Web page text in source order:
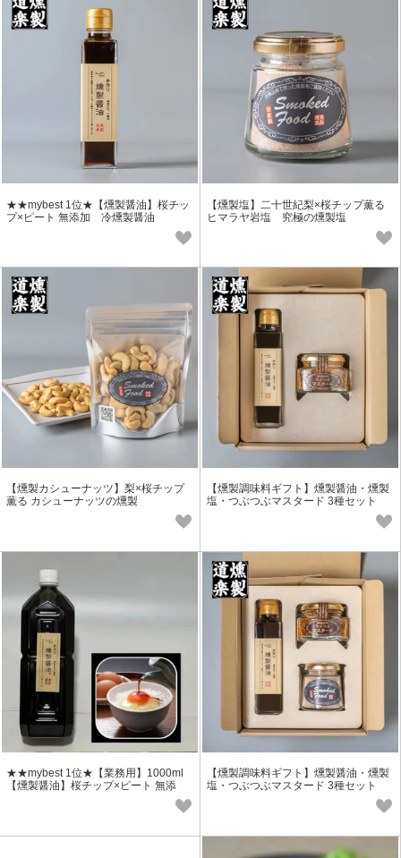
★★mybest 1位★【燻製醤油】桜チッ
プ×ピート 無添加 冷燻製醤油
【燻製塩】二十世紀梨×桜チップ薫る
ヒマラヤ岩塩 究極の燻製塩
【燻製カシューナッツ】梨×桜チップ
薫る カシューナッツの燻製
【燻製調味料ギフト】燻製醤油・燻製
塩・つぶつぶマスタード 3種セット
★★mybest 1位★【業務用】1000ml
【燻製醤油】桜チップ×ピート 無添
【燻製調味料ギフト】燻製醤油・燻製
塩・つぶつぶマスタード 3種セット